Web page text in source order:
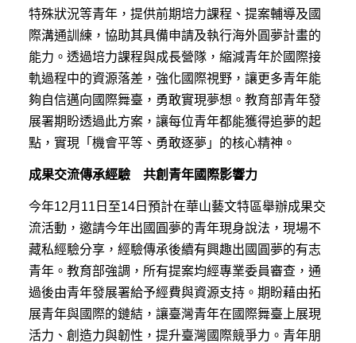
特殊狀況等青年，提供前期培力課程、提案輔導及國
際溝通訓練，協助其具備申請及執行海外圓夢計畫的
能力。透過培力課程與成長營隊，縮減青年於國際接
軌過程中的資源落差，強化國際視野，讓更多青年能
夠自信邁向國際舞臺，勇敢實現夢想。教育部青年發
展署期盼透過此方案，讓每位青年都能獲得追夢的起
點，實現「機會平等、勇敢逐夢」的核心精神。
成果交流傳承經驗 共創青年國際影響力
今年12月11日至14日預計在華山藝文特區舉辦成果交
流活動，邀請今年出國圓夢的青年現身說法，現場不
藏私經驗分享，經驗傳承後續有興趣出國圓夢的有志
青年。教育部強調，所有提案均經專業委員審查，通
過後由青年發展署給予經費與資源支持。期盼藉由拓
展青年與國際的鏈結，讓臺灣青年在國際舞臺上展現
活力、創造力與韌性，提升臺灣國際競爭力。青年朋